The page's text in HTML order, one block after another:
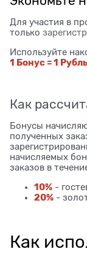
Для участия в
только
Используйте
1 Бонус = 1 Рубль
Как
Бонусы
полученных
начисляемых
заказов в
10% -
20% -
Как